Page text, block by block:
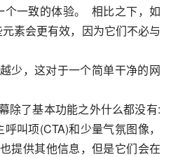
一致的体验。  相比之下，如
素会更有效，因为它们不必与
叫项(CTA)和少量气氛图像，
提供其他信息，但是它们会在